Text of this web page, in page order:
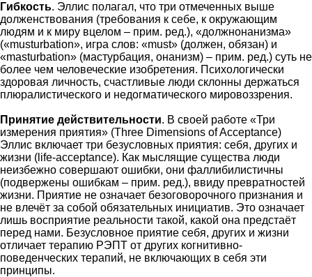
Гибкость. Эллис полагал, что три отмеченных выше
долженствования (требования к себе, к окружающим
людям и к миру вцелом – прим. ред.), «должнонанизма»
(«musturbation», игра слов: «must» (должен, обязан) и
«masturbation» (мастурбация, онанизм) – прим. ред.) суть не
более чем человеческие изобретения. Психологически
здоровая личность, счастливые люди склонны держаться
плюралистического и недогматического мировоззрения.
Принятие действительности. В своей работе «Три
измерения приятия» (Three Dimensions of Acceptance)
Эллис включает три безусловных приятия: себя, других и
жизни (life-acceptance). Как мыслящие существа люди
неизбежно совершают ошибки, они фаллибилистичны
(подвержены ошибкам – прим. ред.), ввиду превратностей
жизни. Приятие не означает безоговорочного признания и
не влечёт за собой обязательных инициатив. Это означает
лишь восприятие реальности такой, какой она предстаёт
перед нами. Безусловное приятие себя, других и жизни
отличает терапию РЭПТ от других когнитивно-
поведенческих терапий, не включающих в себя эти
принципы.